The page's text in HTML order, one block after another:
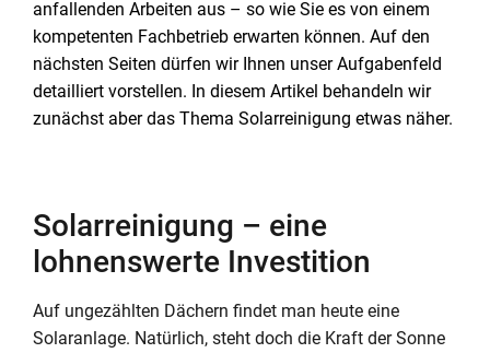
anfallenden Arbeiten aus – so wie Sie es von einem
kompetenten Fachbetrieb erwarten können. Auf den
nächsten Seiten dürfen wir Ihnen unser Aufgabenfeld
detailliert vorstellen. In diesem Artikel behandeln wir
zunächst aber das Thema Solarreinigung etwas näher.
Solarreinigung – eine
lohnenswerte Investition
Auf ungezählten Dächern findet man heute eine
Solaranlage. Natürlich, steht doch die Kraft der Sonne